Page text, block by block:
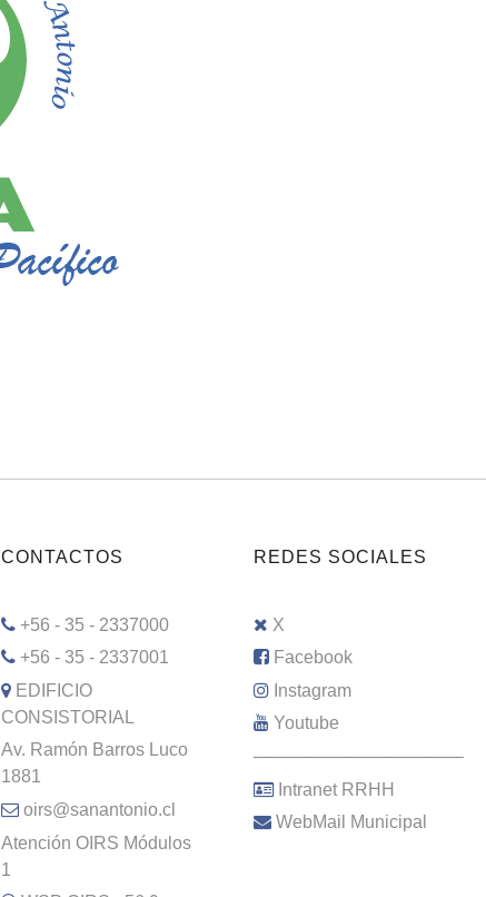
CONTACTOS
+56 - 35 - 2337000
+56 - 35 - 2337001
EDIFICIO
CONSISTORIAL
Av. Ramón Barros Luco
1881
oirs@sanantonio.cl
Atención OIRS Módulos
1
REDES SOCIALES
X
Facebook
Instagram
Youtube
–––––––––––––––––––––
Intranet RRHH
WebMail Municipal